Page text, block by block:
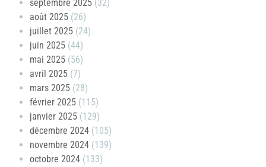
septembre 2025 (32)
août 2025 (26)
juillet 2025 (24)
juin 2025 (44)
mai 2025 (56)
avril 2025 (7)
mars 2025 (28)
février 2025 (115)
janvier 2025 (129)
décembre 2024 (105)
novembre 2024 (139)
octobre 2024 (133)